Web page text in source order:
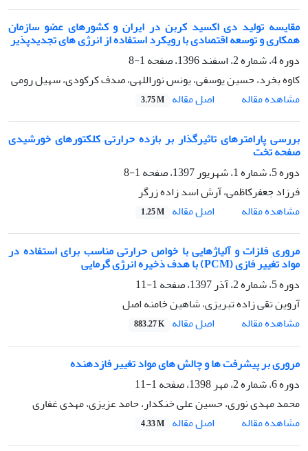
مقایسه تولید دی اکسید کربن در ایران و کشورهای عضو سازمان
همکاری و توسعه اقتصادی با رویکرد استفاده از انرژی های تجدیدپذیر
دوره 4، شماره 2، اسفند 1396، صفحه
1-8
کاوه بخرد، حسین یوسفی، یونس نوراللهی، صدف کرکودی، سهیل رومی
مشاهده مقاله
اصل مقاله 3.75 M
بررسی پارامترهای تاثیرگذار بر بازده حرارتی کلکتورهای خورشیدی
صفحه تخت
دوره 5، شماره 1، شهریور 1397، صفحه
1-8
فرزاد جعفرکاظمی، آرش اسد زاده زرگر
مشاهده مقاله
اصل مقاله 1.25 M
مروری فلزات و آلیاژهایی با خواص حرارتی مناسب برای استفاده در
مواد تغییر فازی (PCM) با هدف ذخیره انرژی گرمایی
دوره 5، شماره 2، آذر 1397، صفحه
1-11
آروین تقی زاده تبریزی، شاهین خامنه اصل
مشاهده مقاله
اصل مقاله 883.27 K
مروری بر پیشرفت ها و چالش های مواد تغییر فازدهنده
دوره 6، شماره 2، مهر 1398، صفحه
1-11
محمد مهدی نوری، حسین علی خنکدار، حامد عزیزی، مهدی غفاری
مشاهده مقاله
اصل مقاله 4.33 M